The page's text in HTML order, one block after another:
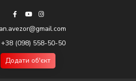
an.avezor@gmail.com
+38 (098) 558-50-50
Додати об'єкт